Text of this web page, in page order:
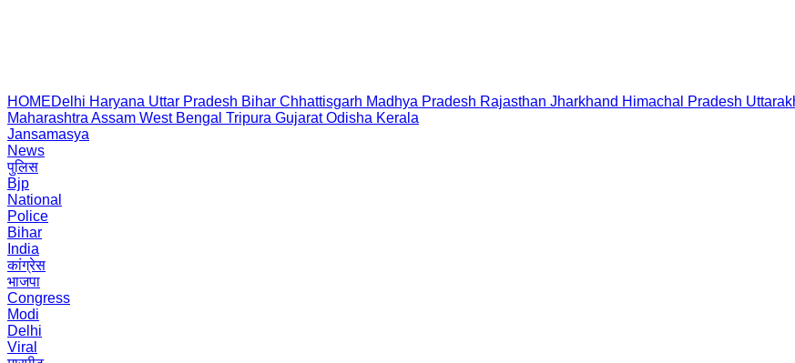
HOMEDelhi Haryana Uttar Pradesh Bihar Chhattisgarh Madhya Pradesh Rajasthan Jharkhand Himachal Pradesh
Maharashtra Assam West Bengal Tripura Gujarat Odisha Kerala
Jansamasya
News
पुलिस
Bjp
National
Police
Bihar
India
कांग्रेस
भाजपा
Congress
Modi
Delhi
Viral